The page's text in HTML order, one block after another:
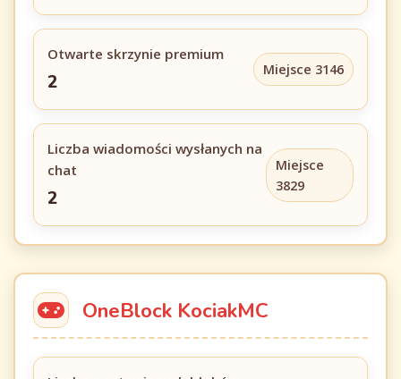
Otwarte skrzynie premium
2
Miejsce 3146
Liczba wiadomości wysłanych na
chat
2
Miejsce
3829
OneBlock KociakMC